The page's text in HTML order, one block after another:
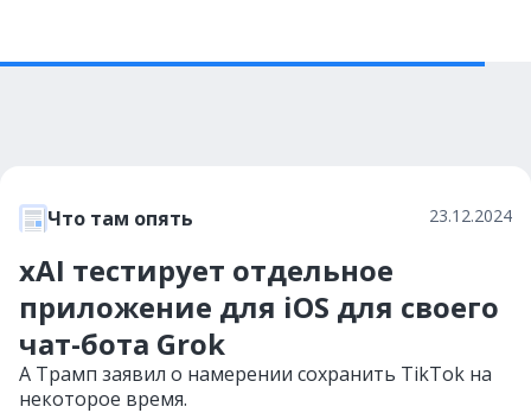
Что там опять 23.12.2024
xAI тестирует отдельное
приложение для iOS для своего
чат-бота Grok
А Трамп заявил о намерении сохранить TikTok на
некоторое время.